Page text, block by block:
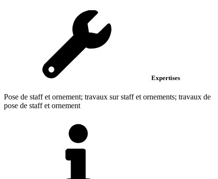
Expertises
Pose de staff et ornement; travaux sur staff et ornements; travaux de
pose de staff et ornement